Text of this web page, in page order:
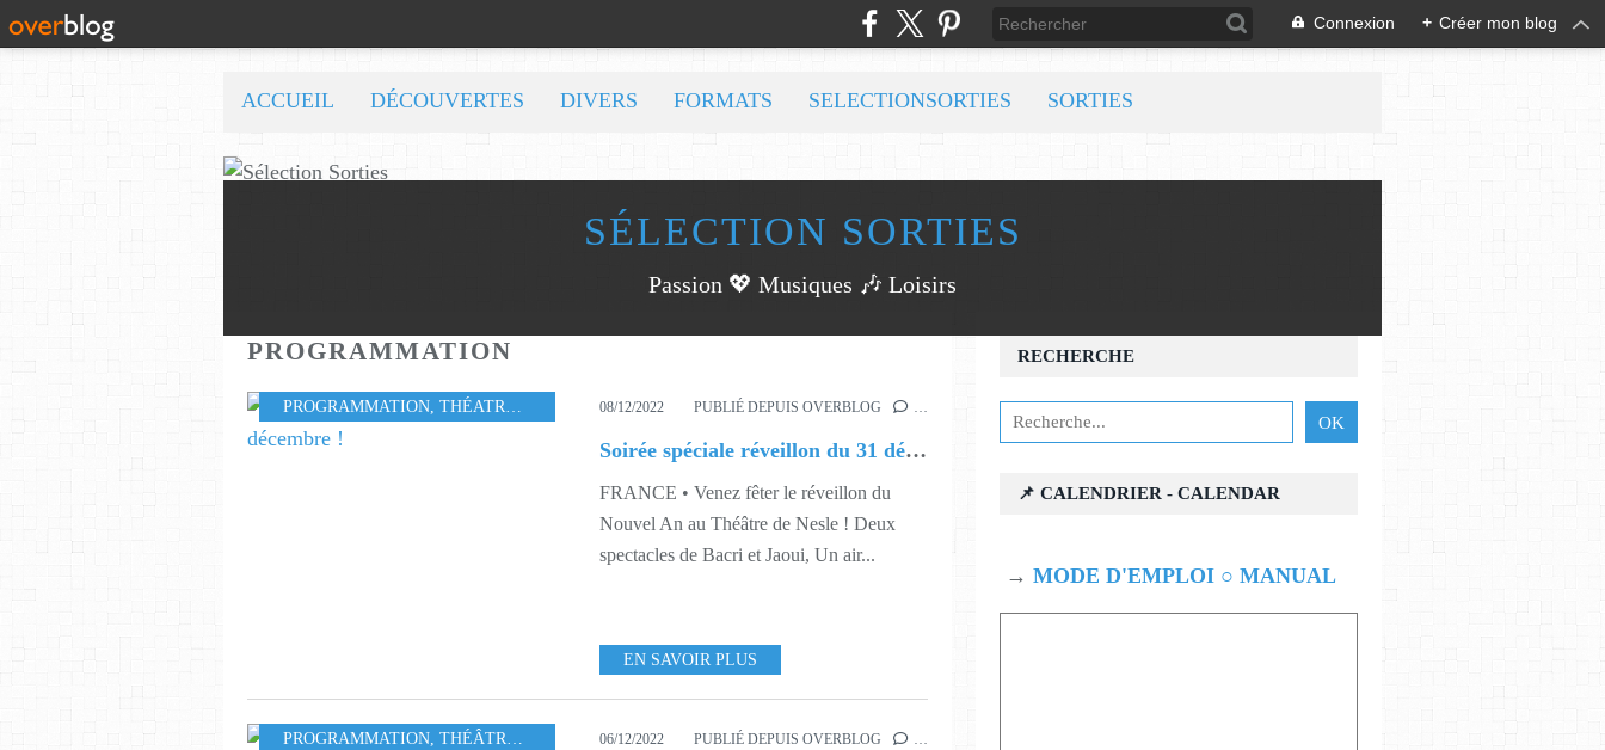
Connexion + Créer mon blog
SÉLECTION SORTIES
Passion 💖 Musiques 🎶 Loisirs
ACCUEIL DÉCOUVERTES DIVERS FORMATS SELECTIONSORTIES SORTIES
PROGRAMMATION
PROGRAMMATION, THÉATRE , S51,S52
08/12/2022 PUBLIÉ DEPUIS OVERBLOG …
Soirée spéciale réveillon du 31 décembre !
FRANCE • Venez fêter le réveillon du
Nouvel An au Théâtre de Nesle ! Deux
spectacles de Bacri et Jaoui, Un air...
EN SAVOIR PLUS
PROGRAMMATION, THÉÂTRE , S51,S52, S01
06/12/2022 PUBLIÉ DEPUIS OVERBLOG …
RECHERCHE
📌 CALENDRIER - CALENDAR
→ MODE D'EMPLOI ○ MANUAL